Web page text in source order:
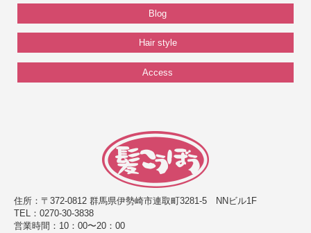
Blog
Hair style
Access
住所：〒372-0812 群馬県伊勢崎市連取町3281-5 NNビル1F
TEL：0270-30-3838
営業時間：10：00〜20：00